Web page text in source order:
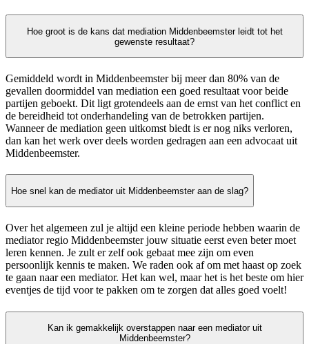
Hoe groot is de kans dat mediation Middenbeemster leidt tot het
gewenste resultaat?
Gemiddeld wordt in Middenbeemster bij meer dan 80% van de
gevallen doormiddel van mediation een goed resultaat voor beide
partijen geboekt. Dit ligt grotendeels aan de ernst van het conflict en
de bereidheid tot onderhandeling van de betrokken partijen.
Wanneer de mediation geen uitkomst biedt is er nog niks verloren,
dan kan het werk over deels worden gedragen aan een advocaat uit
Middenbeemster.
Hoe snel kan de mediator uit Middenbeemster aan de slag?
Over het algemeen zul je altijd een kleine periode hebben waarin de
mediator regio Middenbeemster jouw situatie eerst even beter moet
leren kennen. Je zult er zelf ook gebaat mee zijn om even
persoonlijk kennis te maken. We raden ook af om met haast op zoek
te gaan naar een mediator. Het kan wel, maar het is het beste om hier
eventjes de tijd voor te pakken om te zorgen dat alles goed voelt!
Kan ik gemakkelijk overstappen naar een mediator uit
Middenbeemster?